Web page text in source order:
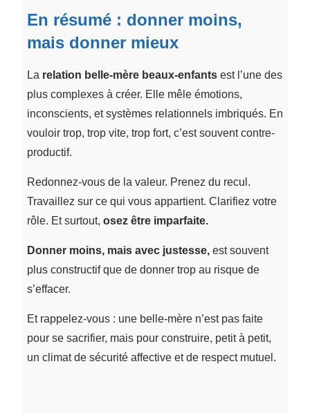
En résumé : donner moins,
mais donner mieux
La relation belle-mère beaux-enfantsest l’une des
plus complexes à créer. Elle mêle émotions,
inconscients, et systèmes relationnels imbriqués. En
vouloir trop, trop vite, trop fort, c’est souvent contre-
productif.
Redonnez-vous de la valeur. Prenez du recul.
Travaillez sur ce qui vous appartient. Clarifiez votre
rôle. Et surtout, osez être imparfaite.
Donner moins, mais avec justesse,est souvent
plus constructif que de donner trop au risque de
s’effacer.
Et rappelez-vous : une belle-mère n’est pas faite
pour se sacrifier, mais pour construire, petit à petit,
un climat de sécurité affective et de respect mutuel.